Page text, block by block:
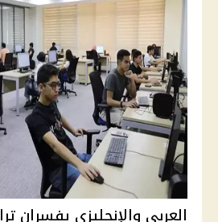
العربي والإنجليزي يفسران